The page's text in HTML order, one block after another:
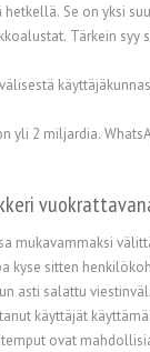
Se on yksi
Tärkein syy
yli 2 miljardia.
mukavammaksi
kyse sitten
asti salattu
käyttäjät
ovat